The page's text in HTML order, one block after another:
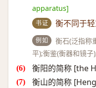
apparatus]
书证 衡不同于
例如
衡石(泛指称
平);衡鉴(衡器和镜子
衡阳的简称 [the
衡山的简称